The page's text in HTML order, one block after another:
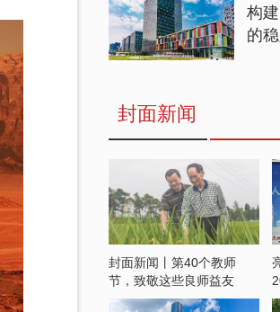
构
的
封面新闻
封面新闻丨第40个教师
节，致敬这些良师益友